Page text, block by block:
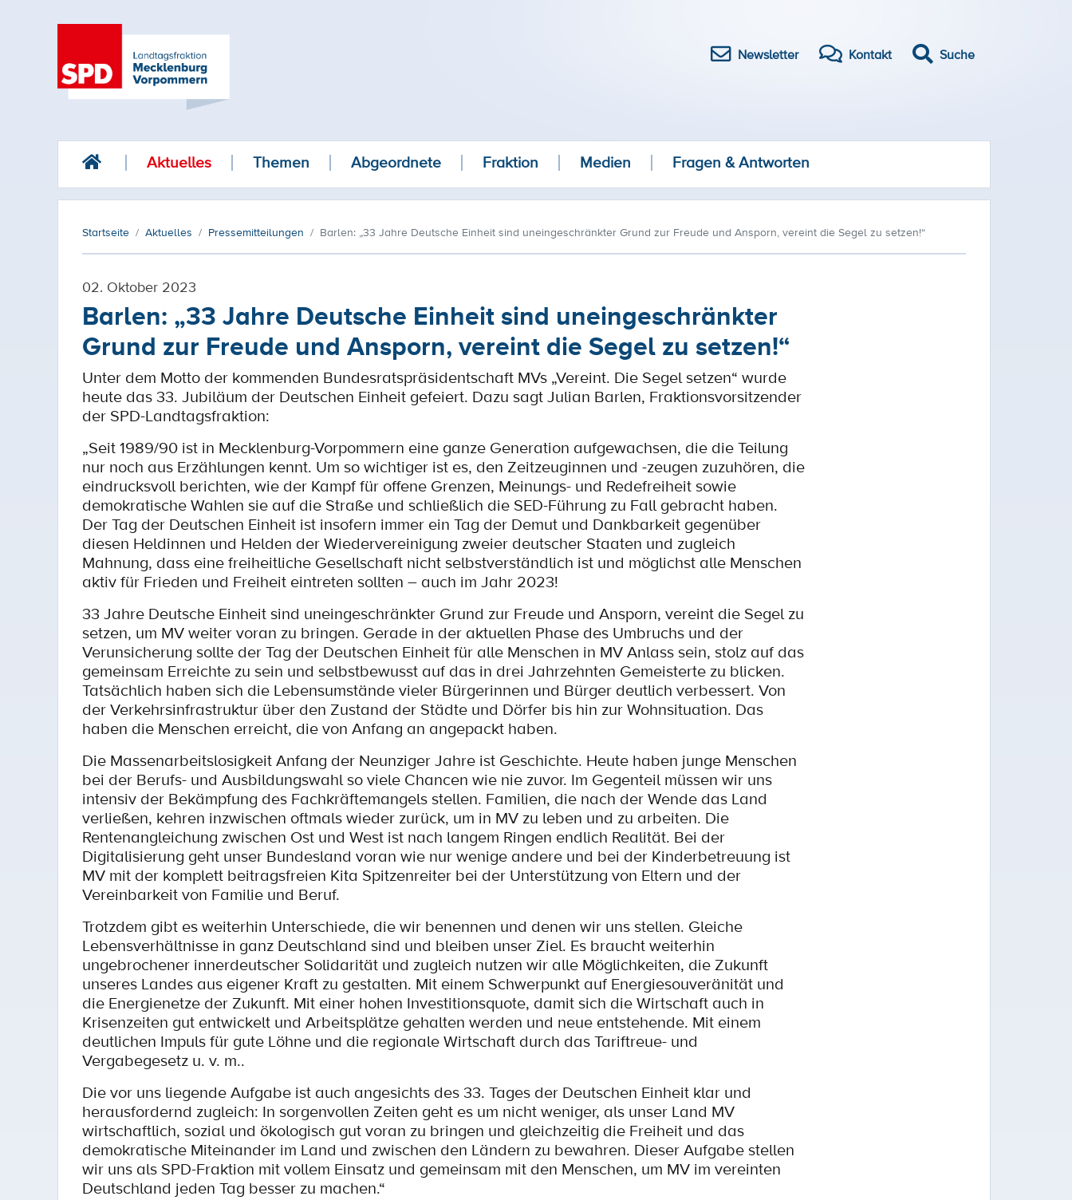
Newsletter Kontakt Suche
Aktuelles Themen Abgeordnete Fraktion Medien Fragen & Antworten
Startseite Aktuelles Pressemitteilungen Barlen: „33 Jahre Deutsche Einheit sind uneingeschränkter Grund zur Freude und Ansporn, vereint die Segel zu setzen!“
02. Oktober 2023
Barlen: „33 Jahre Deutsche Einheit sind uneingeschränkter
Grund zur Freude und Ansporn, vereint die Segel zu setzen!“
Unter dem Motto der kommenden Bundesratspräsidentschaft MVs „Vereint. Die Segel setzen“ wurde
heute das 33. Jubiläum der Deutschen Einheit gefeiert. Dazu sagt Julian Barlen, Fraktionsvorsitzender
der SPD-Landtagsfraktion:
„Seit 1989/90 ist in Mecklenburg-Vorpommern eine ganze Generation aufgewachsen, die die Teilung
nur noch aus Erzählungen kennt. Um so wichtiger ist es, den Zeitzeuginnen und -zeugen zuzuhören, die
eindrucksvoll berichten, wie der Kampf für offene Grenzen, Meinungs- und Redefreiheit sowie
demokratische Wahlen sie auf die Straße und schließlich die SED-Führung zu Fall gebracht haben.
Der Tag der Deutschen Einheit ist insofern immer ein Tag der Demut und Dankbarkeit gegenüber
diesen Heldinnen und Helden der Wiedervereinigung zweier deutscher Staaten und zugleich
Mahnung, dass eine freiheitliche Gesellschaft nicht selbstverständlich ist und möglichst alle Menschen
aktiv für Frieden und Freiheit eintreten sollten – auch im Jahr 2023!
33 Jahre Deutsche Einheit sind uneingeschränkter Grund zur Freude und Ansporn, vereint die Segel zu
setzen, um MV weiter voran zu bringen. Gerade in der aktuellen Phase des Umbruchs und der
Verunsicherung sollte der Tag der Deutschen Einheit für alle Menschen in MV Anlass sein, stolz auf das
gemeinsam Erreichte zu sein und selbstbewusst auf das in drei Jahrzehnten Gemeisterte zu blicken.
Tatsächlich haben sich die Lebensumstände vieler Bürgerinnen und Bürger deutlich verbessert. Von
der Verkehrsinfrastruktur über den Zustand der Städte und Dörfer bis hin zur Wohnsituation. Das
haben die Menschen erreicht, die von Anfang an angepackt haben.
Die Massenarbeitslosigkeit Anfang der Neunziger Jahre ist Geschichte. Heute haben junge Menschen
bei der Berufs- und Ausbildungswahl so viele Chancen wie nie zuvor. Im Gegenteil müssen wir uns
intensiv der Bekämpfung des Fachkräftemangels stellen. Familien, die nach der Wende das Land
verließen, kehren inzwischen oftmals wieder zurück, um in MV zu leben und zu arbeiten. Die
Rentenangleichung zwischen Ost und West ist nach langem Ringen endlich Realität. Bei der
Digitalisierung geht unser Bundesland voran wie nur wenige andere und bei der Kinderbetreuung ist
MV mit der komplett beitragsfreien Kita Spitzenreiter bei der Unterstützung von Eltern und der
Vereinbarkeit von Familie und Beruf.
Trotzdem gibt es weiterhin Unterschiede, die wir benennen und denen wir uns stellen. Gleiche
Lebensverhältnisse in ganz Deutschland sind und bleiben unser Ziel. Es braucht weiterhin
ungebrochener innerdeutscher Solidarität und zugleich nutzen wir alle Möglichkeiten, die Zukunft
unseres Landes aus eigener Kraft zu gestalten. Mit einem Schwerpunkt auf Energiesouveränität und
die Energienetze der Zukunft. Mit einer hohen Investitionsquote, damit sich die Wirtschaft auch in
Krisenzeiten gut entwickelt und Arbeitsplätze gehalten werden und neue entstehende. Mit einem
deutlichen Impuls für gute Löhne und die regionale Wirtschaft durch das Tariftreue- und
Vergabegesetz u. v. m..
Die vor uns liegende Aufgabe ist auch angesichts des 33. Tages der Deutschen Einheit klar und
herausfordernd zugleich: In sorgenvollen Zeiten geht es um nicht weniger, als unser Land MV
wirtschaftlich, sozial und ökologisch gut voran zu bringen und gleichzeitig die Freiheit und das
demokratische Miteinander im Land und zwischen den Ländern zu bewahren. Dieser Aufgabe stellen
wir uns als SPD-Fraktion mit vollem Einsatz und gemeinsam mit den Menschen, um MV im vereinten
Deutschland jeden Tag besser zu machen.“